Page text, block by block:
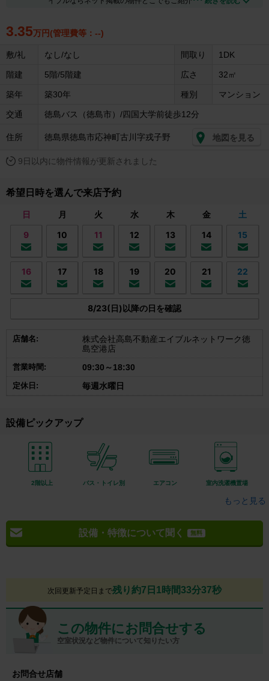
3.35万円(管理費等：--)
敷/礼 なし/なし 間取り 1DK
階建 5階/5階建 広さ 32㎡
築年 築30年 種別 マンション
交通 徳島バス（徳島市）/四国大学前徒歩12分
住所 徳島県徳島市応神町古川字戎子野 地図を見る
9日以内に物件情報が更新されました
希望日時を選んで来店予約
日 月 火 水 木 金
土
9
10 11 12 13 14 15
16 17 18 19 20 21 22
8/23(日)以降の日を確認
店舗名:
株式会社高島不動産エイブルネットワーク徳
島空港店
営業時間: 09:30～18:30
定休日: 毎週水曜日
設備ピックアップ
2階以上 バス・トイレ別 エアコン 室内洗濯機置場
もっと見る
設備・特徴について聞く 無料
次回更新予定日まで残り約7日1時間33分36秒
この物件にお問合せする
空室状況など物件について知りたい方
お問合せ店舗